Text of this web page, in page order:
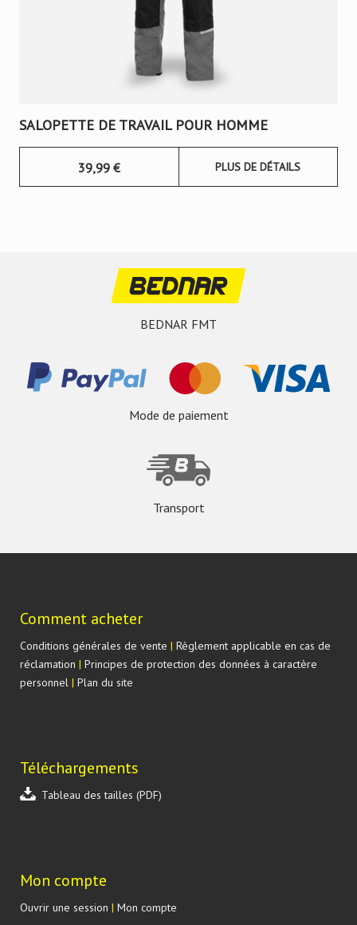
SALOPETTE DE TRAVAIL POUR HOMME
39,99 € PLUS DE DÉTAILS
BEDNAR FMT
Mode de paiement
Transport
Comment acheter
Conditions générales de vente | Règlement applicable en cas de
réclamation | Principes de protection des données à caractère
personnel | Plan du site
Téléchargements
Tableau des tailles (PDF)
Mon compte
Ouvrir une session | Mon compte